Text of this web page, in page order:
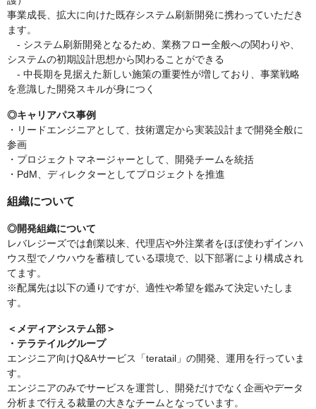
事業成長、拡大に向けた既存システム刷新開発に携わっていただき
ます。
‐ システム刷新開発となるため、業務フロー全般への関わりや、
システムの初期設計思想から関わることができる
‐ 中長期を見据えた新しい施策の重要性が増しており、事業戦略
を意識した開発スキルが身につく
◎キャリアパス事例
・リードエンジニアとして、技術選定から実装設計まで開発全般に
参画
・プロジェクトマネージャーとして、開発チームを統括
・PdM、ディレクターとしてプロジェクトを推進
組織について
◎開発組織について
レバレジーズでは創業以来、代理店や外注業者をほぼ使わずインハ
ウス型でノウハウを蓄積している環境で、以下部署により構成され
てます。
※配属先は以下の通りですが、適性や希望を鑑みて決定いたしま
す。
＜メディアシステム部＞
・テラテイルグループ
エンジニア向けQ&Aサービス「teratail」の開発、運用を行っていま
す。
エンジニアのみでサービスを運営し、開発だけでなく企画やデータ
分析まで行える裁量の大きなチームとなっています。